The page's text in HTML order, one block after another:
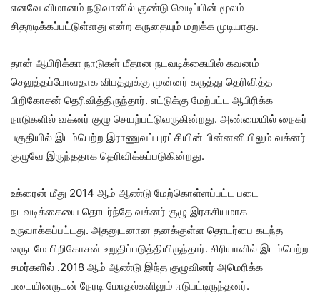
எனவே விமானம் நடுவானில் குண்டு வெடிப்பின் மூலம்
சிதறடிக்கப்பட்டுள்ளது என்ற கருதையும் மறுக்க முடியாது.
தான் ஆபிரிக்கா நாடுகள் மீதான நடவடிக்கையில் கவனம்
செலுத்தப்போவதாக விபத்துக்கு முன்னர் கருத்து தெரிவித்த
பிறிகோசன் தெரிவித்திருந்தார். எட்டுக்கு மேற்பட்ட ஆபிரிக்க
நாடுகளில் வக்னர் குழு செயற்பட்டுவருகின்றது. அண்மையில் நைகர்
பகுதியில் இடம்பெற்ற இராணுவப் புரட்சியின் பின்னனியிலும் வக்னர்
குழுவே இருந்ததாக தெரிவிக்கப்படுகின்றது.
உக்ரைன் மீது 2014 ஆம் ஆண்டு மேற்கொள்ளப்பட்ட படை
நடவடிக்கையை தொடர்ந்தே வக்னர் குழு இரகசியமாக
உருவாக்கப்பட்டது. அதனுடனான தனக்குள்ள தொடர்பை கடந்த
வருடமே பிறிகோசன் உறுதிப்படுத்தியிருந்தார். சிரியாவில் இடம்பெற்ற
சமர்களில் .2018 ஆம் ஆண்டு இந்த குழுவினர் அமெரிக்க
படையினருடன் நேரடி மோதல்களிலும் ஈடுபட்டிருந்தனர்.